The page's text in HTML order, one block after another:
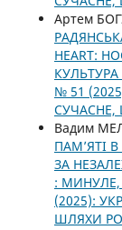
Артем
HEART:
№ 51
Вадим
ПАМ’ЯТІ
ЗА
:
(2025):
ШЛЯХИ